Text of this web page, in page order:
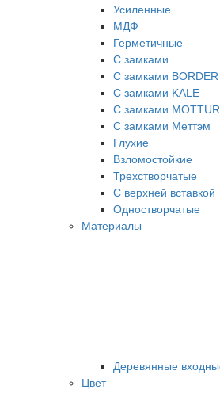
Усиленные
МДФ
Герметичные
С замками
С замками BORDER
С замками KALE
С замками
С замками Меттэм
Глухие
Взломостойкие
Трехстворчатые
С верхней вставкой
Одностворчатые
Материалы
Деревянные
Цвет